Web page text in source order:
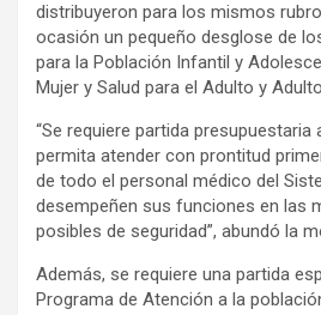
distribuyeron para los mismos
ocasión un pequeño desglose de
para la Población Infantil y
Mujer y Salud para el Adulto y
“Se requiere partida presupuestaria
permita atender con prontitud
de todo el personal médico del
desempeñen sus funciones en las
posibles de seguridad”, abundó la
Además, se requiere una partida
Programa de Atención a la